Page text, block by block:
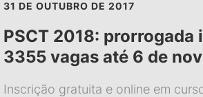
31 DE OUTUBRO DE 2017
PSCT 2018: prorrogada
3355 vagas até 6 de
Inscrição gratuita e online em